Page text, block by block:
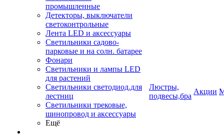
промышленные
Детекторы, выключатели
светоконтрольные
Лента LED и аксессуары
Светильники садово-
парковые и на солн. батарее
Фонари
Светильники и лампы LED
для растений
Светильники светодиод.для
лестниц
Светильники трековые,
шинопровод и аксессуары
Ещё
Люстры,
подвесы,бра
Акции